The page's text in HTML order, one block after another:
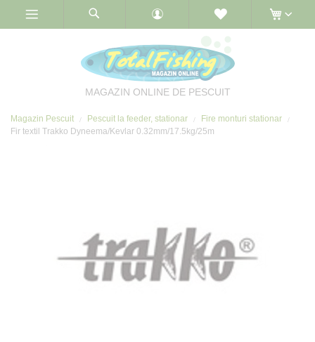
MAGAZIN ONLINE DE PESCUIT
Magazin Pescuit Pescuit la feeder, stationar
Fire monturi stationar
Fir textil Trakko Dyneema/Kevlar 0.32mm/17.5kg/25m